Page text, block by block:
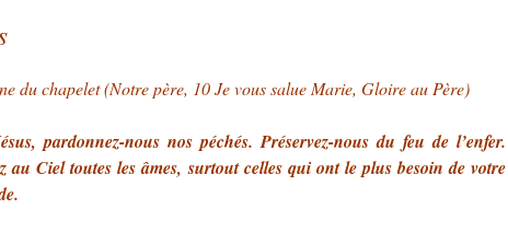
du chapelet (Notre père, 10 Je vous salue Marie, Gloire au Père)
pardonnez-nous nos péchés. Préservez-nous du feu de l’enfer.
au Ciel toutes les âmes, surtout celles qui ont le plus besoin de votre